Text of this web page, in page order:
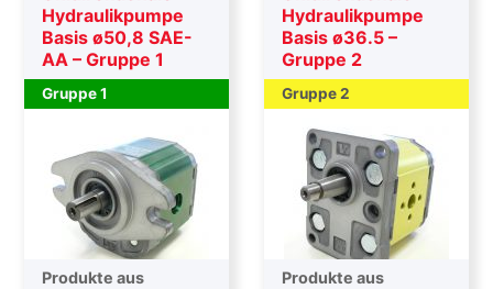
Hydraulikpumpe
Basis ø50,8 SAE-
AA – Gruppe 1
Gruppe 1
Produkte aus
Hydraulikpumpe
Basis ø36.5 –
Gruppe 2
Gruppe 2
Produkte aus